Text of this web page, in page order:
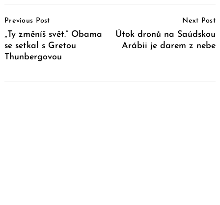
Navigation
Previous Post
„Ty změníš svět.” Obama
se setkal s Gretou
Thunbergovou
Next Post
Útok dronů na Saúdskou
Arábii je darem z nebe